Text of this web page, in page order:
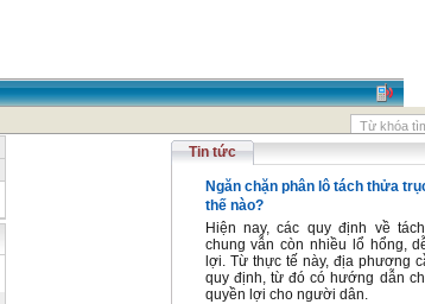
Tin tức
Ngăn chặn phân lô tách thửa
thế nào?
Hiện nay, các quy định về
chung vẫn còn nhiều lổ hổng,
lợi. Từ thực tế này, địa phương
quy định, từ đó có hướng dẫn
quyền lợi cho người dân.